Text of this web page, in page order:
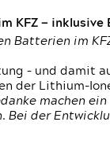
—
Batterien im
– und damit
der Lithium-
machen
Bei der